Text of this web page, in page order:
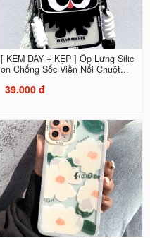
[ KÈM DÂY + KẸP ] Ốp Lưng Silic
on Chống Sốc Viền Nổi Chuột...
39.000 đ